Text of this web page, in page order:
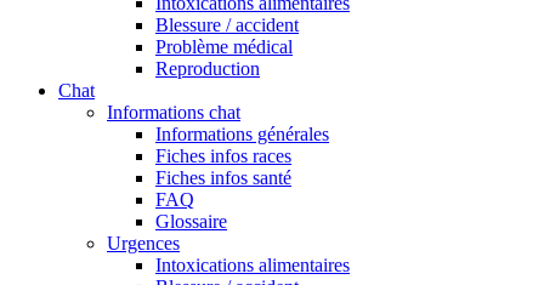
Blessure / accident
Problème médical
Reproduction
Chat
Informations chat
Informations générales
Fiches infos races
Fiches infos santé
FAQ
Glossaire
Urgences
Intoxications alimentaires